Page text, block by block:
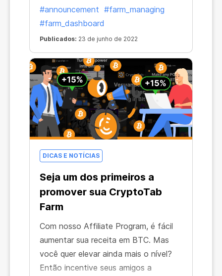
#announcement #farm_managing
#farm_dashboard
Publicados: 23 de junho de 2022
DICAS E NOTÍCIAS
Seja um dos primeiros a
promover sua CryptoTab
Farm
Com nosso Affiliate Program, é fácil
aumentar sua receita em BTC. Mas
você quer elevar ainda mais o nível?
Então incentive seus amigos a